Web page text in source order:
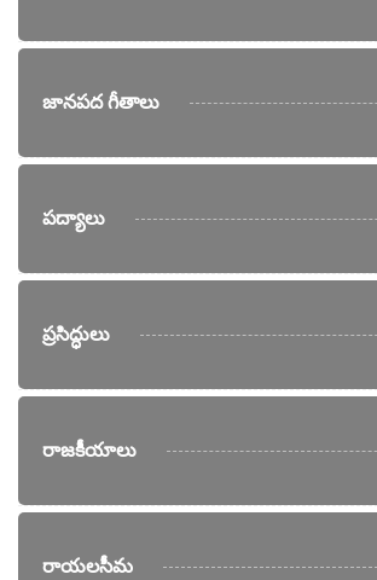
జానపద గీతాలు
పద్యాలు
ప్రసిద్ధులు
రాజకీయాలు
రాయలసీమ